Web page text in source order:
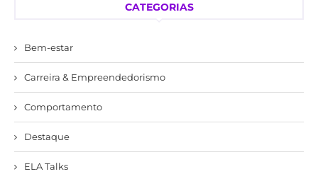
CATEGORIAS
Bem-estar
Carreira & Empreendedorismo
Comportamento
Destaque
ELA Talks